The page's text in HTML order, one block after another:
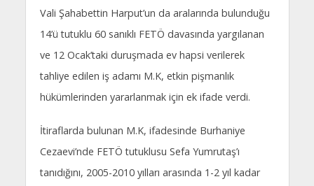
Vali Şahabettin Harput’un da aralarında bulunduğu
14’ü tutuklu 60 sanıklı FETÖ davasında yargılanan
ve 12 Ocak’taki duruşmada ev hapsi verilerek
tahliye edilen iş adamı M.K, etkin pişmanlık
hükümlerinden yararlanmak için ek ifade verdi.
İtiraflarda bulunan M.K, ifadesinde Burhaniye
Cezaevi’nde FETÖ tutuklusu Sefa Yumrutaş’ı
tanıdığını, 2005-2010 yılları arasında 1-2 yıl kadar